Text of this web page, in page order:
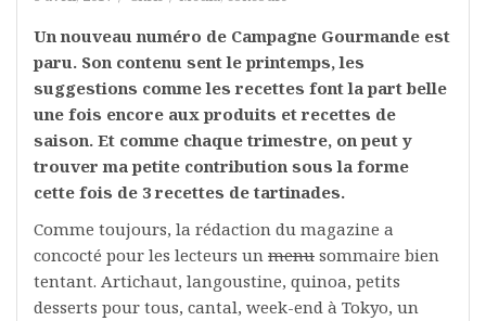
Un nouveau numéro de Campagne Gourmande est
paru. Son contenu sent le printemps, les
suggestions comme les recettes font la part belle
une fois encore aux produits et recettes de
saison. Et comme chaque trimestre, on peut y
trouver ma petite contribution sous la forme
cette fois de 3 recettes de tartinades.
Comme toujours, la rédaction du magazine a
concocté pour les lecteurs un menu sommaire bien
tentant. Artichaut, langoustine, quinoa, petits
desserts pour tous, cantal, week-end à Tokyo, un